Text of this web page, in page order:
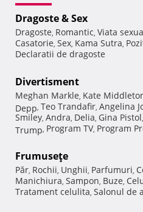
Dragoste & Sex
Dragoste, Romantic, Viata
Casatorie, Sex, Kama Sutra,
Declaratii de dragoste
Divertisment
Meghan Markle, Kate
Depp, Teo Trandafir, Angelina
Smiley, Andra, Delia, Gina Pistol,
Trump, Program TV, Program
Frumuseţe
Păr, Rochii, Unghii, Parfumuri,
Manichiura, Sampon, Buze,
Tratament celulita, Salonul de